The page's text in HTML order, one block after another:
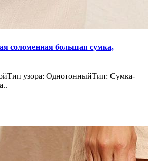
соломенная большая сумка,
узора: ОднотонныйТип: Сумка-